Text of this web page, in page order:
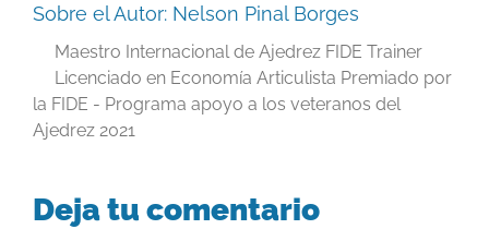
Sobre el Autor: Nelson Pinal Borges
Maestro Internacional de Ajedrez FIDE Trainer
Licenciado en Economía Articulista Premiado por
la FIDE - Programa apoyo a los veteranos del
Ajedrez 2021
Deja tu comentario